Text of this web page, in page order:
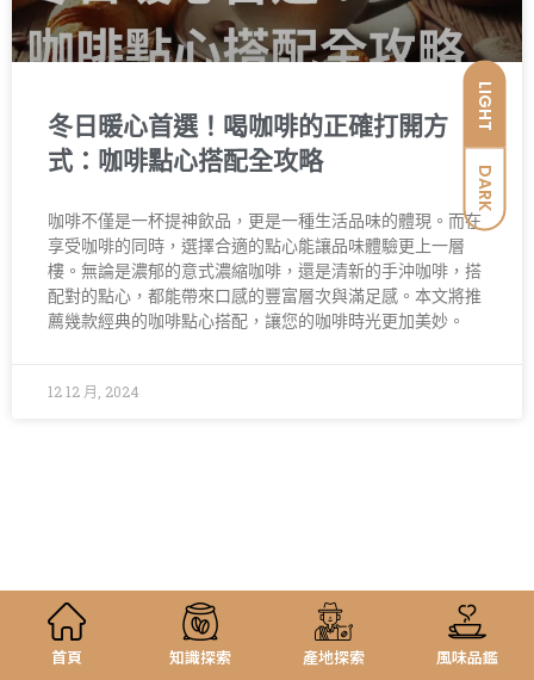
LIGHT
DARK
冬日暖心首選！喝咖啡的正確打開方
式：咖啡點心搭配全攻略
咖啡不僅是一杯提神飲品，更是一種生活品味的體現。而在
享受咖啡的同時，選擇合適的點心能讓品味體驗更上一層
樓。無論是濃郁的意式濃縮咖啡，還是清新的手沖咖啡，搭
配對的點心，都能帶來口感的豐富層次與滿足感。本文將推
薦幾款經典的咖啡點心搭配，讓您的咖啡時光更加美妙。
12 12 月, 2024
首頁 知識探索 產地探索 風味品鑑